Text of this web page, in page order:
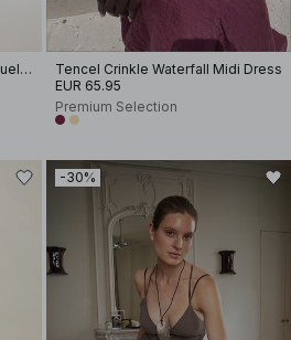
Vestido Maxi de Jersey con Cuello Halter
Tencel Crinkle Waterfall Midi Dress
EUR 65.95
Premium Selection
-30%